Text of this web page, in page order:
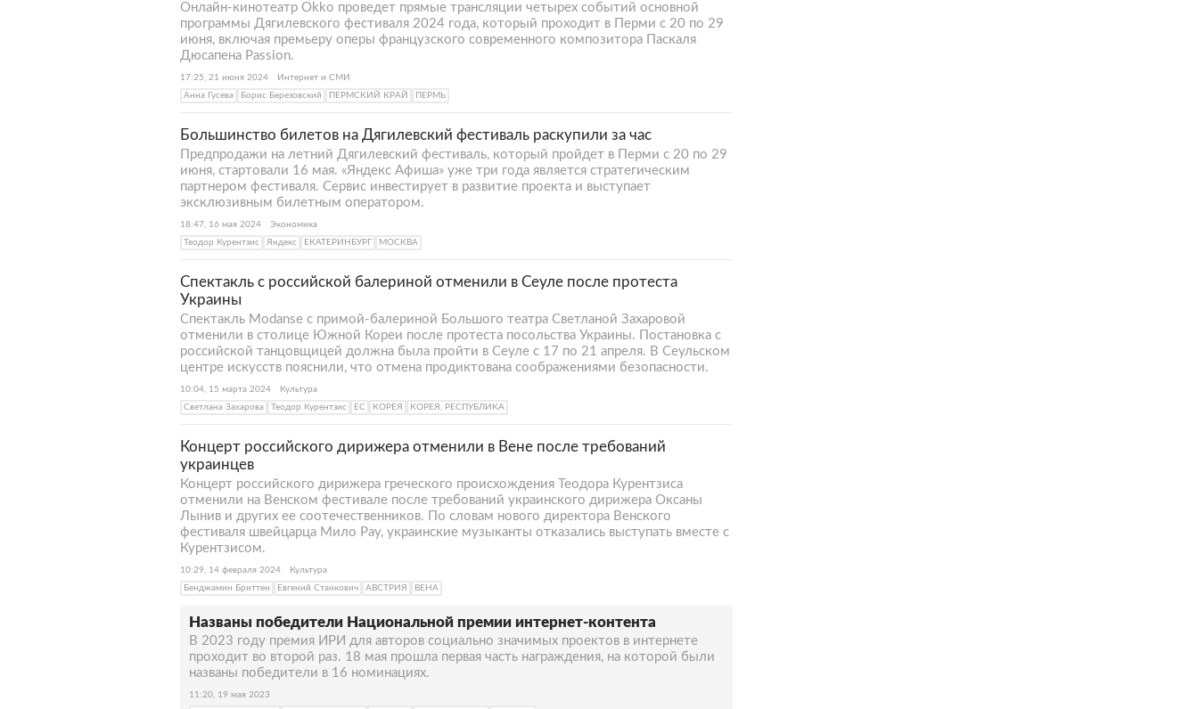
Онлайн-кинотеатр Okko проведет прямые трансляции четырех событий основной
программы Дягилевского фестиваля 2024 года, который проходит в Перми с 20 по 29
июня, включая премьеру оперы французского современного композитора Паскаля
Дюсапена Passion.
17:25, 21 июня 2024
Интернет и СМИ
Анна Гусева
Борис Березовский ПЕРМСКИЙ КРАЙ ПЕРМЬ
Большинство билетов на Дягилевский фестиваль раскупили за час
Предпродажи на летний Дягилевский фестиваль, который пройдет в Перми с 20 по 29
июня, стартовали 16 мая. «Яндекс Афиша» уже три года является стратегическим
партнером фестиваля. Сервис инвестирует в развитие проекта и выступает
эксклюзивным билетным оператором.
18:47, 16 мая 2024
Экономика
Теодор Курентзис
Яндекс ЕКАТЕРИНБУРГ МОСКВА
Спектакль с российской балериной отменили в Сеуле после протеста
Украины
Спектакль Modanse с примой-балериной Большого театра Светланой Захаровой
отменили в столице Южной Кореи после протеста посольства Украины. Постановка с
российской танцовщицей должна была пройти в Сеуле с 17 по 21 апреля. В Сеульском
центре искусств пояснили, что отмена продиктована соображениями безопасности.
10:04, 15 марта 2024
Культура
Светлана Захарова
Теодор Курентзис ЕС КОРЕЯ КОРЕЯ, РЕСПУБЛИКА
Концерт российского дирижера отменили в Вене после требований
украинцев
Концерт российского дирижера греческого происхождения Теодора Курентзиса
отменили на Венском фестивале после требований украинского дирижера Оксаны
Лынив и других ее соотечественников. По словам нового директора Венского
фестиваля швейцарца Мило Рау, украинские музыканты отказались выступать вместе с
Курентзисом.
10:29, 14 февраля 2024
Культура
Бенджамин Бриттен
Евгений Станкович АВСТРИЯ ВЕНА
Названы победители Национальной премии интернет-контента
В 2023 году премия ИРИ для авторов социально значимых проектов в интернете
проходит во второй раз. 18 мая прошла первая часть награждения, на которой были
названы победители в 16 номинациях.
11:20, 19 мая 2023